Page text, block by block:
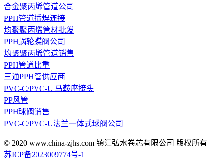
合金聚丙烯管道公司
PPH管道插焊连接
均聚聚丙烯管材批发
PPH蜗轮蝶阀公司
均聚聚丙烯管道销售
PPH管道比重
三通PPH管供应商
PVC-C/PVC-U 马鞍座接头
PP风管
PPH球阀销售
PVC-C/PVC-U法兰一体式球阀公司
© 2020 www.china-zjhs.com 镇江弘水卷芯有限公司 版权所有
苏ICP备2023009774号-1